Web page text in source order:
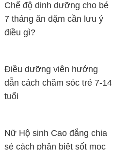
Chế độ dinh dưỡng cho bé
7 tháng ăn dặm cần lưu ý
điều gì?
Điều dưỡng viên hướng
dẫn cách chăm sóc trẻ 7-14
tuổi
Nữ Hộ sinh Cao đẳng chia
sẻ cách phân biệt sốt mọc